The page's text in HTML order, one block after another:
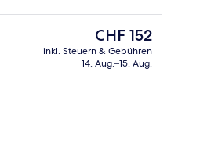
Frühstücksbereich
Der
aktuelle
Preis
CHF 152
inkl. Steuern & Gebühren
14. Aug.–15. Aug.